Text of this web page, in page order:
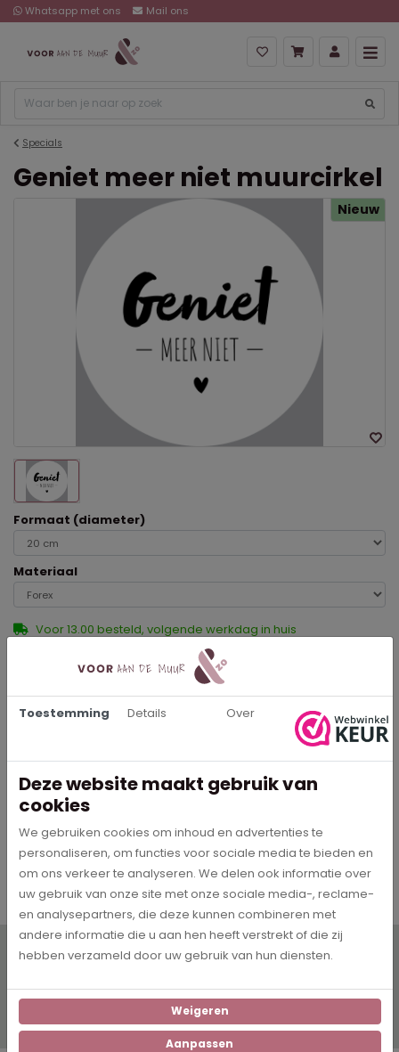
Whatsapp met ons Mail ons
Specials
Geniet meer niet muurcirkel
Nieuw
Rechtstreeks van de fabrikant
Uitstekende kwaliteit en haarscherp geprint
Formaat (diameter)
Materiaal
Voor 13.00 besteld, volgende werkdag in huis
Artikelnummer 4104
Kleur Wit
Wil je op de hoogte blijven? Schrijf je dan in voor onze
digitale nieuwsbrief!
Inschrijven
Ja, ik schrijf mezelf graag in voor de maandelijkse nieuwsbrief met
aanbiedingen
Toestemming Details Over
Deze website maakt gebruik van
cookies
We gebruiken cookies om inhoud en advertenties te
personaliseren, om functies voor sociale media te bieden en
om ons verkeer te analyseren. We delen ook informatie over
uw gebruik van onze site met onze sociale media-, reclame-
en analysepartners, die deze kunnen combineren met
andere informatie die u aan hen heeft verstrekt of die zij
hebben verzameld door uw gebruik van hun diensten.
Weigeren
Aanpassen